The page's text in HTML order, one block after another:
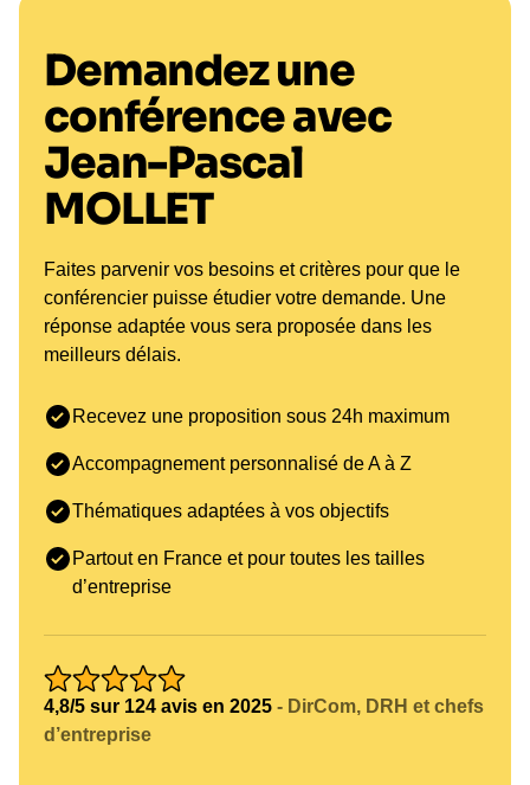
directement
applicable en
entreprise
En conférence, Jean-Pascal Mollet propose une
la vente. Il met en évidence les leviers qui
permettent d’améliorer les interactions, de mieux
comprendre ses interlocuteurs et d’adapter son
discours.
renforcer la performance commerciale, mais aussi
offre des outils concrets pour mieux collaborer,
éviter les incompréhensions et développer une
Il aborde également la question de l’adaptabilité.
Dans un environnement où les interactions sont de
compétence est essentielle pour les commerciaux,
mais aussi pour les managers et les équipes en
interaction avec des clients ou des partenaires.
Demandez une
conférence avec
Jean-Pascal
MOLLET
Faites parvenir vos besoins et critères pour que le
conférencier puisse étudier votre demande. Une
réponse adaptée vous sera proposée dans les
meilleurs délais.
Recevez une proposition sous 24h maximum
Accompagnement personnalisé de A à Z
Thématiques adaptées à vos objectifs
Partout en France et pour toutes les tailles
d’entreprise
4,8/5 sur 124 avis en 2025 - DirCom, DRH et chefs
d’entreprise